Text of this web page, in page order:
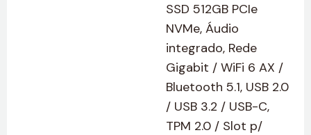
SSD 512GB PCIe
NVMe, Áudio
integrado, Rede
Gigabit / WiFi 6 AX /
Bluetooth 5.1, USB 2.0
/ USB 3.2 / USB-C,
TPM 2.0 / Slot p/